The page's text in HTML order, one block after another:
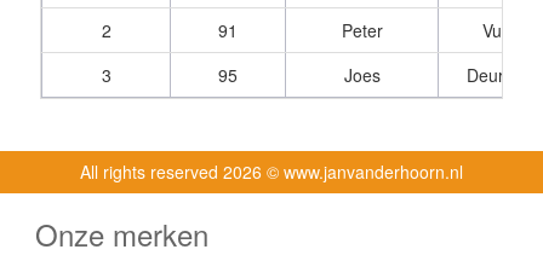
2
91 Peter
Vugt,
3
95 Joes Deursen,
All rights reserved 2026 © www.janvanderhoorn.nl
Onze merken